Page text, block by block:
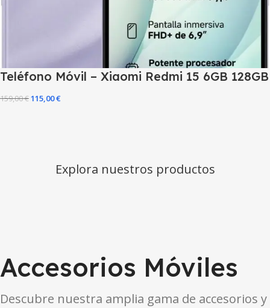
Teléfono Móvil – Xiaomi Redmi 15 6GB 128GB
159,00€115,00€
Explora nuestros productos
Accesorios Móviles
Descubre nuestra amplia gama de accesorios y